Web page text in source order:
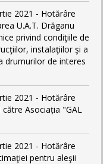
2021 - Hotărâre
U.A.T. Drăganu
privind condiţiile de
instalaţiilor şi a
drumurilor de interes
2021 - Hotărâre
Asociația "GAL
2021 - Hotărâre
pentru aleşii